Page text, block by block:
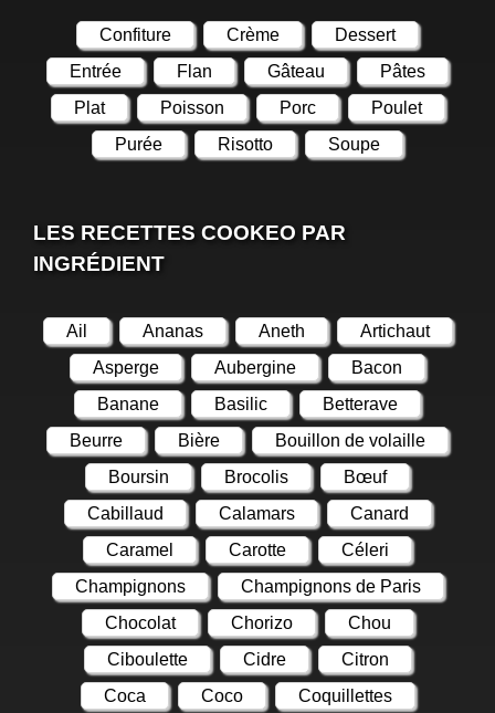
Confiture Crème
Dessert
Entrée
Flan Gâteau
Pâtes
Plat
Poisson Porc
Poulet
Purée
Risotto Soupe
LES RECETTES COOKEO PAR
INGRÉDIENT
Ail Ananas Aneth
Artichaut
Asperge
Aubergine
Bacon
Banane
Basilic
Betterave
Beurre
Bière
Bouillon de volaille
Boursin
Brocolis
Bœuf
Cabillaud
Calamars
Canard
Caramel
Carotte
Céleri
Champignons
Champignons de Paris
Chocolat
Chorizo
Chou
Ciboulette
Cidre
Citron
Coca
Coco
Coquillettes